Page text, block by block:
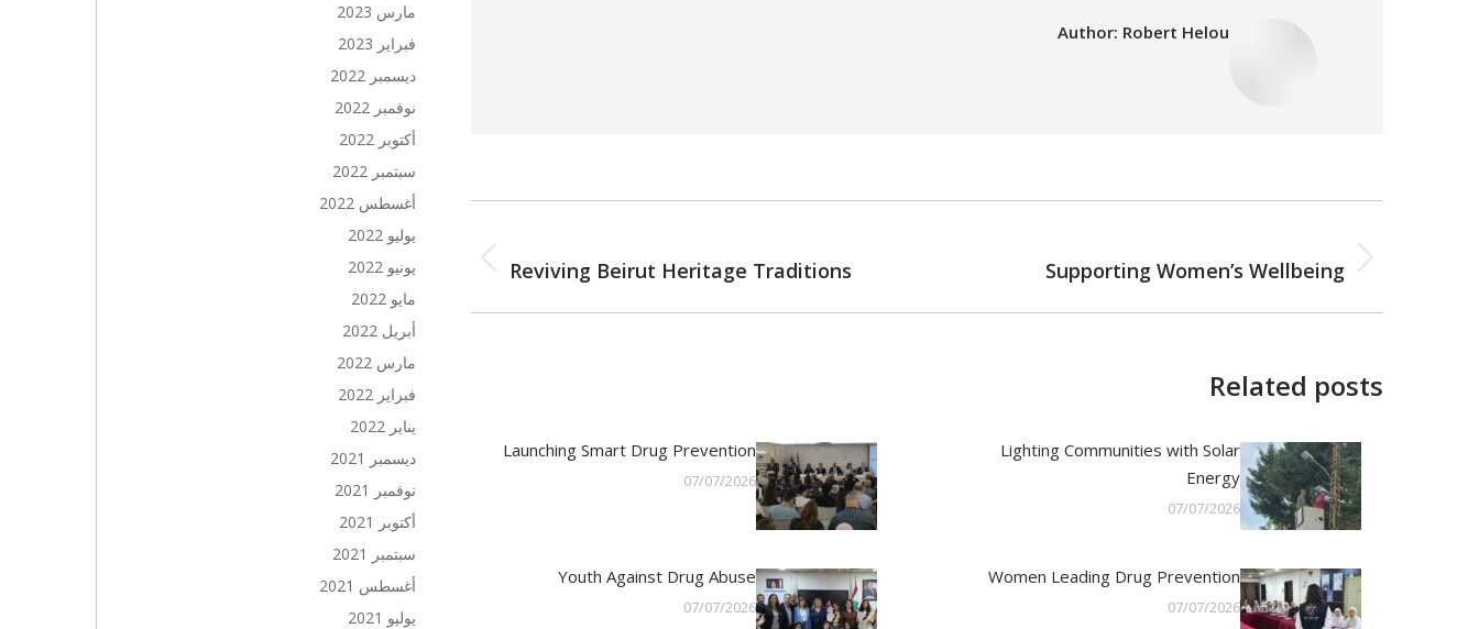
Author: Robert Helou
navigation
Previous Reviving Beirut Heritage Traditions
Next
Supporting Women’s Wellbeing
Related posts
Lighting Communities with Solar
Energy
07/07/2026
Launching Smart Drug Prevention
07/07/2026
Women Leading Drug Prevention
07/07/2026
Youth Against Drug Abuse
07/07/2026
مارس 2023
فبراير 2023
ديسمبر 2022
نوفمبر 2022
أكتوبر 2022
سبتمبر 2022
أغسطس 2022
يوليو 2022
يونيو 2022
مايو 2022
أبريل 2022
مارس 2022
فبراير 2022
يناير 2022
ديسمبر 2021
نوفمبر 2021
أكتوبر 2021
سبتمبر 2021
أغسطس 2021
يوليو 2021